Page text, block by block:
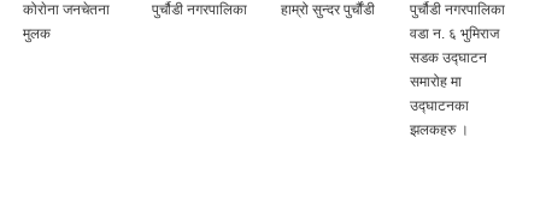
कोराेना जनचेतना
मुलक
पुर्चौडी नगरपालिका हाम्रो सुन्दर पुर्चौंडी
पुर्चौडी नगरपालिका
वडा न. ६ भुमिराज
सडक उद्घ‍ाटन
समारोह मा
उद्घ‍ाटनका
झलकहरु ।